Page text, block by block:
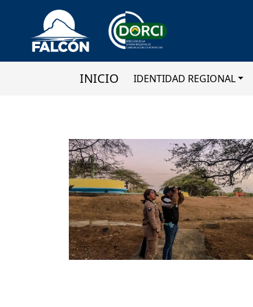
INICIO IDENTIDAD REGIONAL